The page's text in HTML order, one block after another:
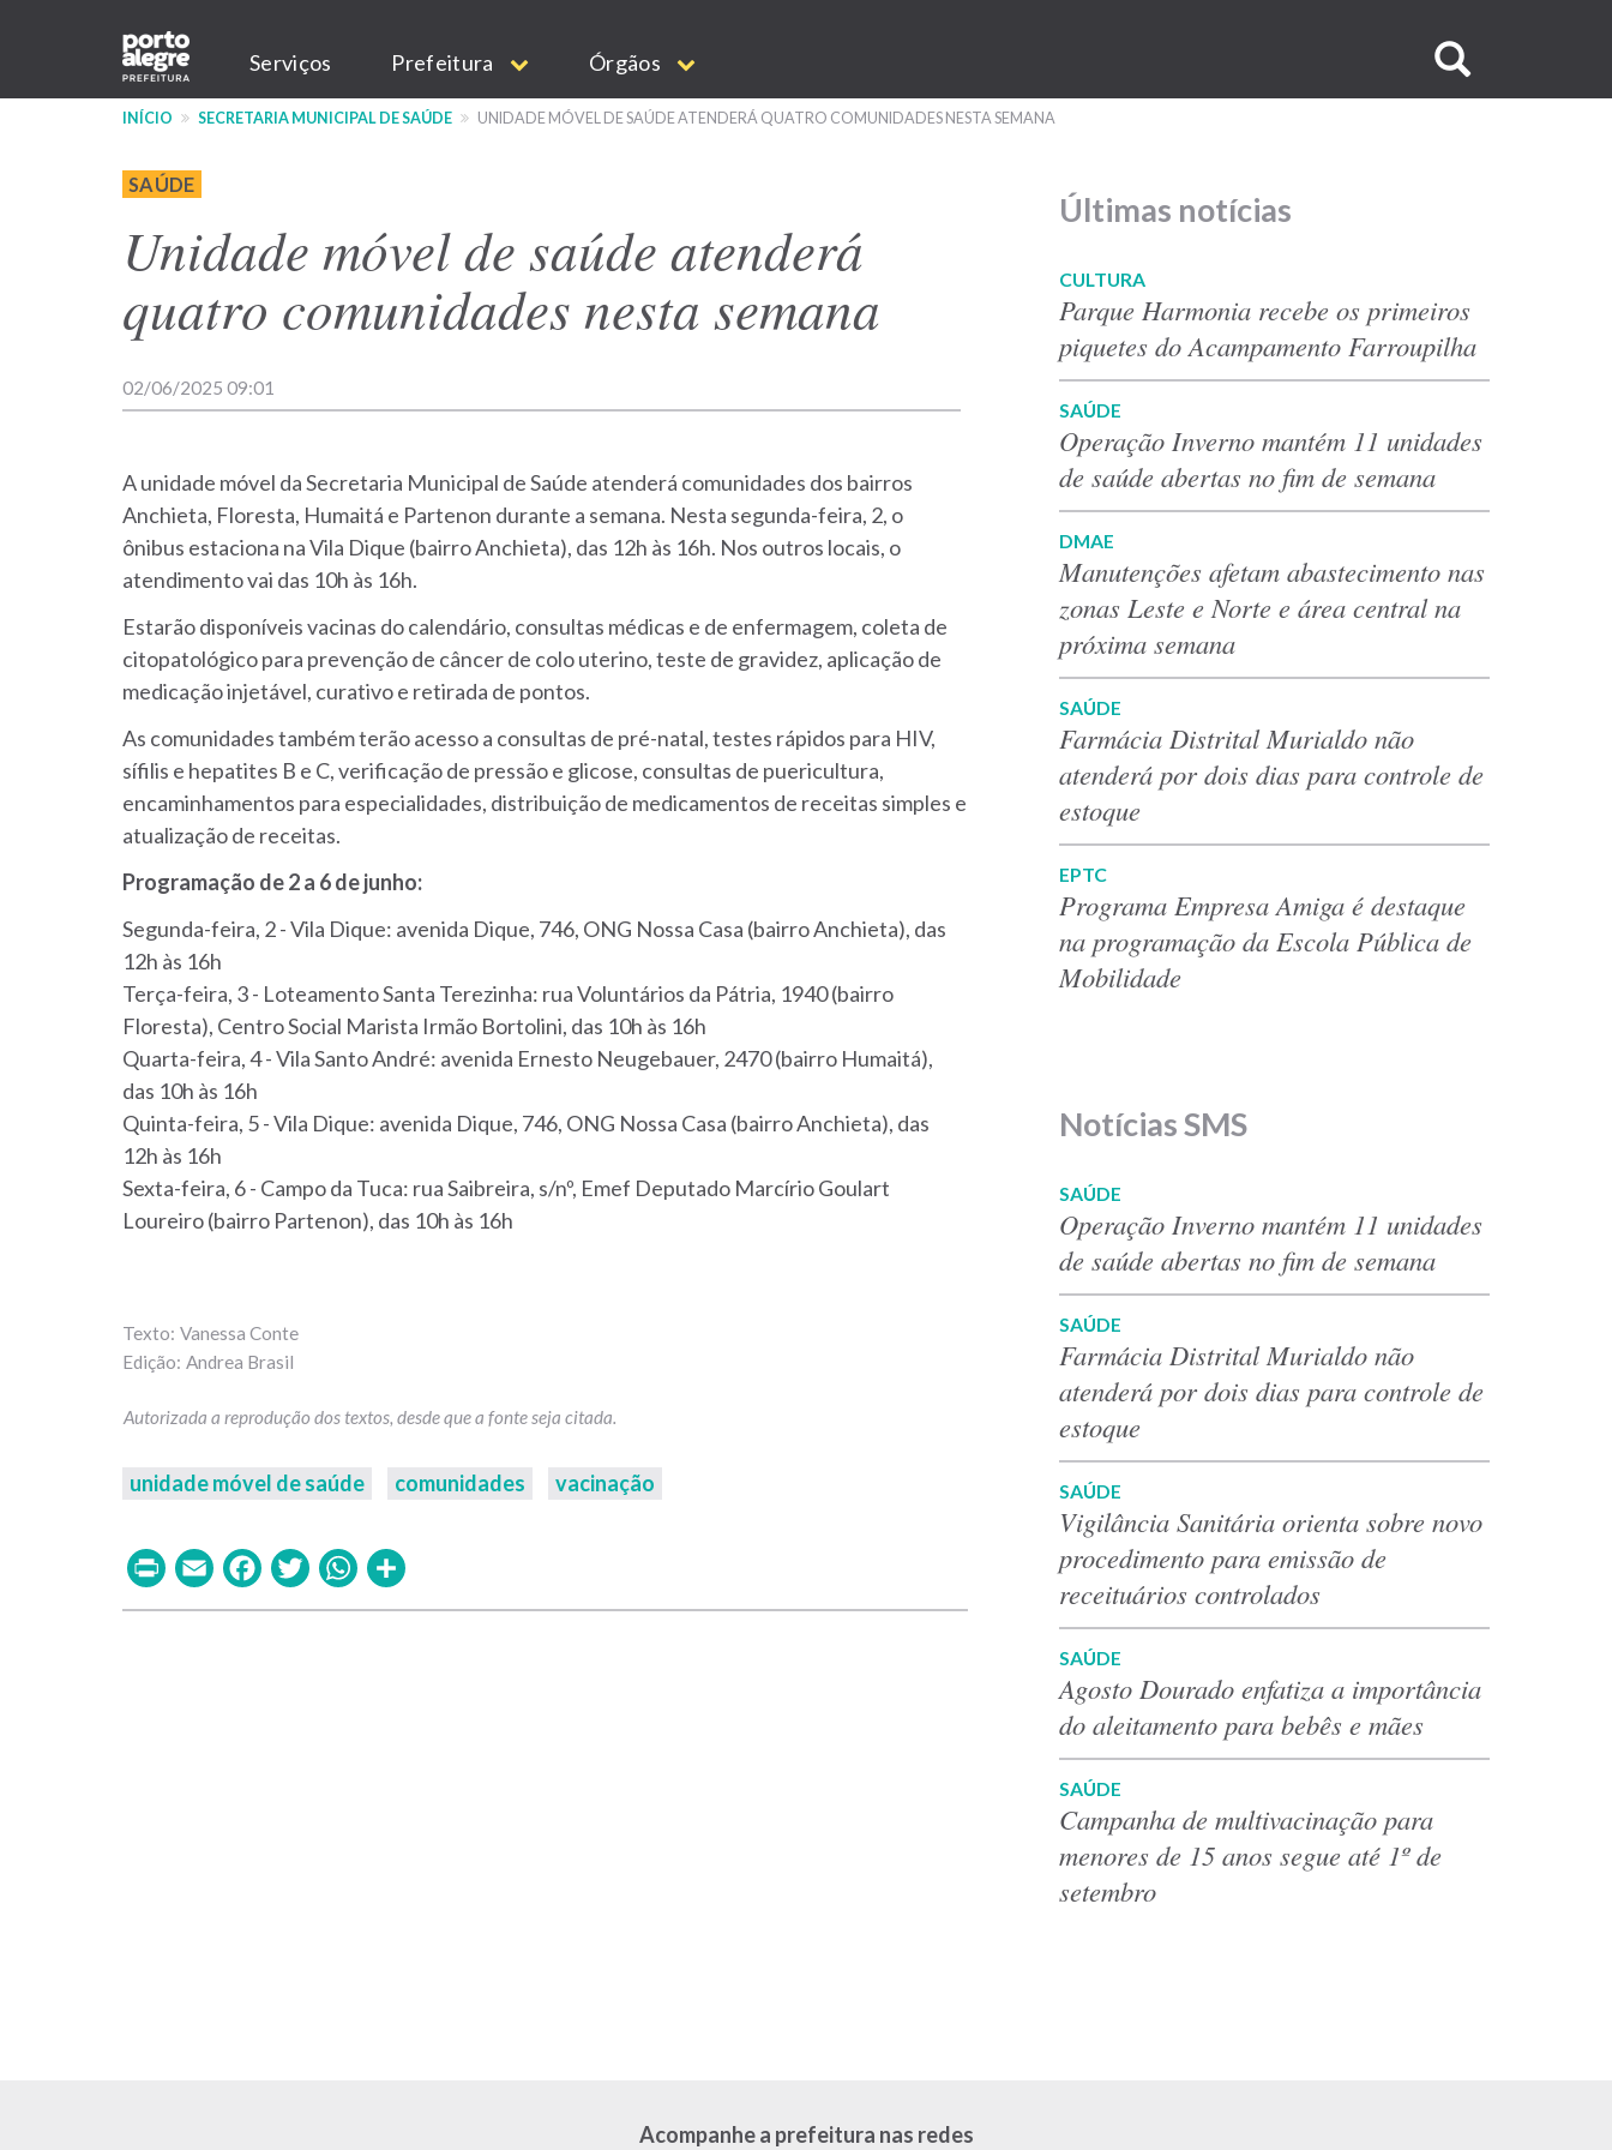
conteúdo
Main
navigation
Serviços Prefeitura Órgãos
no
INÍCIO SECRETARIA MUNICIPAL DE SAÚDE UNIDADE MÓVEL DE SAÚDE ATENDERÁ QUATRO COMUNIDADES NESTA SEMANA
SAÚDE
Unidade móvel de saúde atenderá
quatro comunidades nesta semana
02/06/2025 09:01
A unidade móvel da Secretaria Municipal de Saúde atenderá comunidades dos bairros
Anchieta, Floresta, Humaitá e Partenon durante a semana. Nesta segunda-feira, 2, o
ônibus estaciona na Vila Dique (bairro Anchieta), das 12h às 16h. Nos outros locais, o
atendimento vai das 10h às 16h.
Estarão disponíveis vacinas do calendário, consultas médicas e de enfermagem, coleta de
citopatológico para prevenção de câncer de colo uterino, teste de gravidez, aplicação de
medicação injetável, curativo e retirada de pontos.
As comunidades também terão acesso a consultas de pré-natal, testes rápidos para HIV,
sífilis e hepatites B e C, verificação de pressão e glicose, consultas de puericultura,
encaminhamentos para especialidades, distribuição de medicamentos de receitas simples e
atualização de receitas.
Programação de 2 a 6 de junho:
Segunda-feira, 2 -Vila Dique: avenida Dique, 746, ONG Nossa Casa (bairro Anchieta), das
12h às 16h
Terça-feira, 3 - Loteamento Santa Terezinha: rua Voluntários da Pátria, 1940 (bairro
Floresta), Centro Social Marista Irmão Bortolini, das 10h às 16h
Quarta-feira, 4 - Vila Santo André: avenida Ernesto Neugebauer, 2470 (bairro Humaitá),
das 10h às 16h
Quinta-feira, 5 - Vila Dique: avenida Dique, 746, ONG Nossa Casa (bairro Anchieta), das
12h às 16h
Sexta-feira, 6 - Campo da Tuca: rua Saibreira, s/nº, Emef Deputado Marcírio Goulart
Loureiro (bairro Partenon), das 10h às 16h
Vanessa Conte
Andrea Brasil
unidade móvel de saúde comunidades vacinação
PrintEmailFacebook
TwitterWhatsApp
Últimas notícias
CULTURA
Parque Harmonia recebe os primeiros
piquetes do Acampamento Farroupilha
SAÚDE
Operação Inverno mantém 11 unidades
de saúde abertas no fim de semana
DMAE
Manutenções afetam abastecimento nas
zonas Leste e Norte e área central na
próxima semana
SAÚDE
Farmácia Distrital Murialdo não
atenderá por dois dias para controle de
estoque
EPTC
Programa Empresa Amiga é destaque
na programação da Escola Pública de
Mobilidade
Notícias SMS
SAÚDE
Operação Inverno mantém 11 unidades
de saúde abertas no fim de semana
SAÚDE
Farmácia Distrital Murialdo não
atenderá por dois dias para controle de
estoque
SAÚDE
Vigilância Sanitária orienta sobre novo
procedimento para emissão de
receituários controlados
SAÚDE
Agosto Dourado enfatiza a importância
do aleitamento para bebês e mães
SAÚDE
Campanha de multivacinação para
menores de 15 anos segue até 1º de
setembro
Acompanhe a prefeitura nas redes